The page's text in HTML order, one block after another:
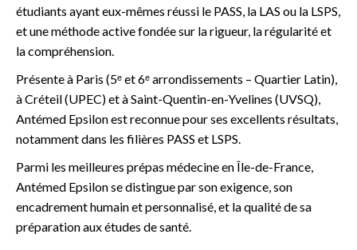
étudiants ayant eux-mêmes réussi le PASS, la LAS ou la LSPS,
et une méthode active fondée sur la rigueur, la régularité et
la compréhension.
Présente à Paris (5ᵉ et 6ᵉ arrondissements – Quartier Latin),
à Créteil (UPEC) et à Saint-Quentin-en-Yvelines (UVSQ),
Antémed Epsilon est reconnue pour ses excellents résultats,
notamment dans les filières PASS et LSPS.
Parmi les meilleures prépas médecine en Île-de-France,
Antémed Epsilon se distingue par son exigence, son
encadrement humain et personnalisé, et la qualité de sa
préparation aux études de santé.